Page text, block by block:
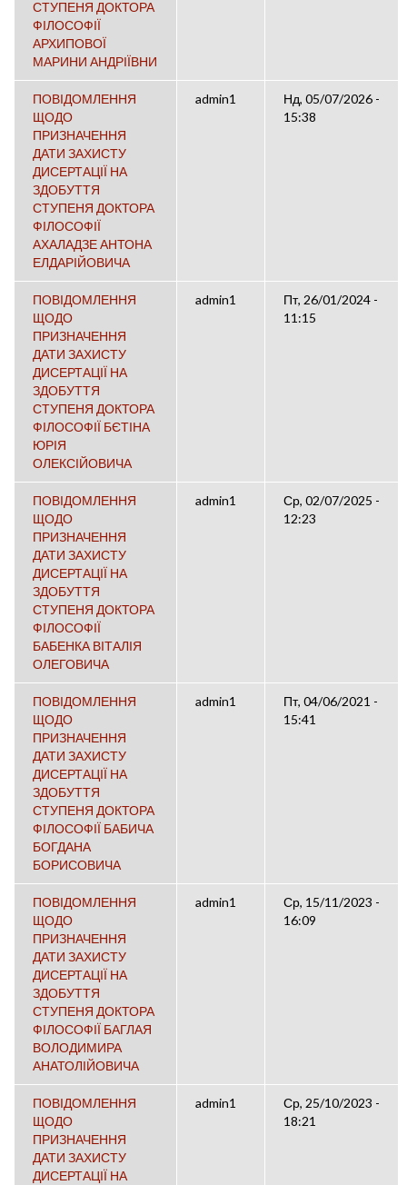
СТУПЕНЯ ДОКТОРА
ФІЛОСОФІЇ
АРХИПОВОЇ
МАРИНИ АНДРІЇВНИ
ПОВІДОМЛЕННЯ
ЩОДО
ПРИЗНАЧЕННЯ
ДАТИ ЗАХИСТУ
ДИСЕРТАЦІЇ НА
ЗДОБУТТЯ
СТУПЕНЯ ДОКТОРА
ФІЛОСОФІЇ
АХАЛАДЗЕ АНТОНА
ЕЛДАРІЙОВИЧА
admin1
Нд, 05/07/2026 -
15:38
ПОВІДОМЛЕННЯ
ЩОДО
ПРИЗНАЧЕННЯ
ДАТИ ЗАХИСТУ
ДИСЕРТАЦІЇ НА
ЗДОБУТТЯ
СТУПЕНЯ ДОКТОРА
ФІЛОСОФІЇ БЄТІНА
ЮРІЯ
ОЛЕКСІЙОВИЧА
admin1
Пт, 26/01/2024 -
11:15
ПОВІДОМЛЕННЯ
ЩОДО
ПРИЗНАЧЕННЯ
ДАТИ ЗАХИСТУ
ДИСЕРТАЦІЇ НА
ЗДОБУТТЯ
СТУПЕНЯ ДОКТОРА
ФІЛОСОФІЇ
БАБЕНКА ВІТАЛІЯ
ОЛЕГОВИЧА
admin1
Ср, 02/07/2025 -
12:23
ПОВІДОМЛЕННЯ
ЩОДО
ПРИЗНАЧЕННЯ
ДАТИ ЗАХИСТУ
ДИСЕРТАЦІЇ НА
ЗДОБУТТЯ
СТУПЕНЯ ДОКТОРА
ФІЛОСОФІЇ БАБИЧА
БОГДАНА
БОРИСОВИЧА
admin1
Пт, 04/06/2021 -
15:41
ПОВІДОМЛЕННЯ
ЩОДО
ПРИЗНАЧЕННЯ
ДАТИ ЗАХИСТУ
ДИСЕРТАЦІЇ НА
ЗДОБУТТЯ
СТУПЕНЯ ДОКТОРА
ФІЛОСОФІЇ БАГЛАЯ
ВОЛОДИМИРА
АНАТОЛІЙОВИЧА
admin1
Ср, 15/11/2023 -
16:09
ПОВІДОМЛЕННЯ
ЩОДО
ПРИЗНАЧЕННЯ
ДАТИ ЗАХИСТУ
ДИСЕРТАЦІЇ НА
admin1
Ср, 25/10/2023 -
18:21